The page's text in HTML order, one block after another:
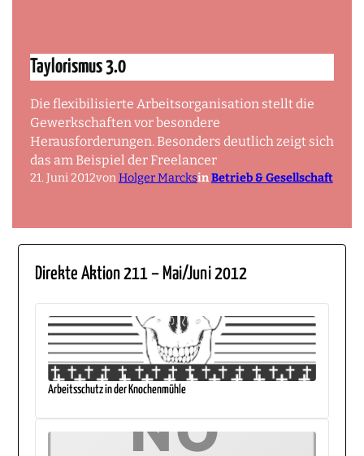
Taylorismus 3.0
Die flexibilisierte Arbeitsorganisation stellt die
Gewerkschaften vor besondere
Herausforderungen. Besonders deutlich zeigt sich
das am Beispiel der Freelancer
21. Juni 2012vonHolger MarcksinBetrieb & Gesellschaft
Direkte Aktion 211 – Mai/Juni 2012
Arbeitsschutz in der Knochenmühle